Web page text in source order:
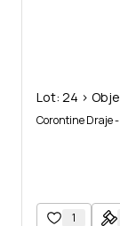
Lot: 24 > Obje
Corontine Draje
1